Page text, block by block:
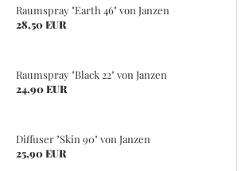
Raumspray "Earth 46" von Janzen
28,50 EUR
Raumspray "Black 22" von Janzen
24,90 EUR
Diffuser "Skin 90" von Janzen
25,90 EUR